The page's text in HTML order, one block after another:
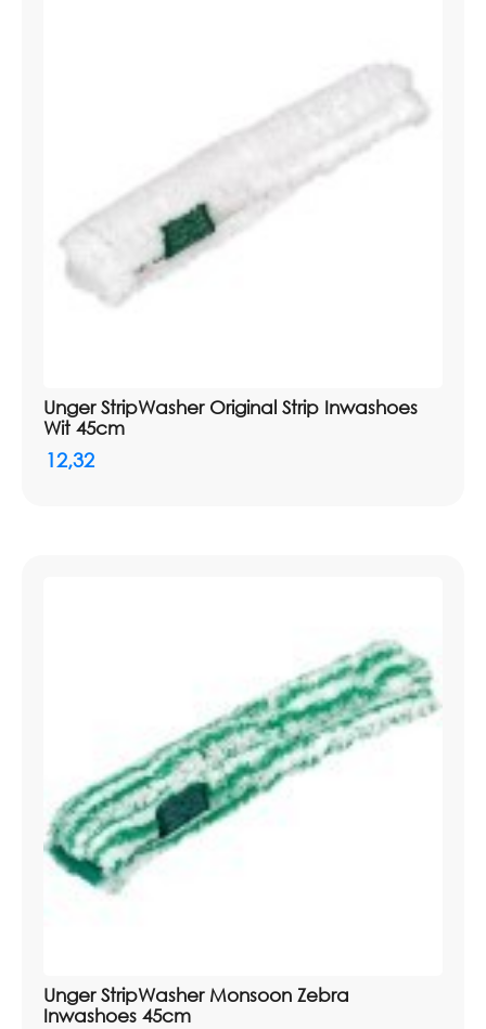
Unger StripWasher Original Strip Inwashoes
Wit 45cm
12,32
Unger StripWasher Monsoon Zebra
Inwashoes 45cm